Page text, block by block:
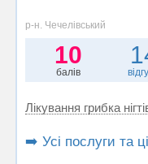
р-н. Чечелівський
10
балів
Лікування грибка
➡️ Усі послуги та